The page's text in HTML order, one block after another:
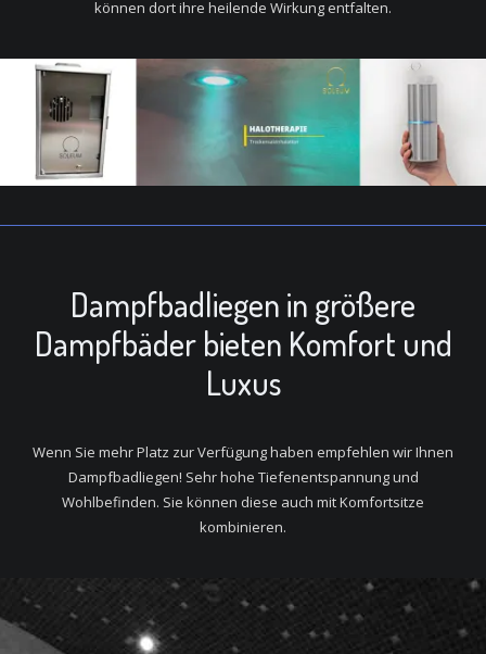
können dort ihre heilende Wirkung entfalten.
Dampfbadliegen in größere
Dampfbäder bieten Komfort und
Luxus
Wenn Sie mehr Platz zur Verfügung haben empfehlen wir Ihnen
Dampfbadliegen! Sehr hohe Tiefenentspannung und
Wohlbefinden. Sie können diese auch mit Komfortsitze
kombinieren.